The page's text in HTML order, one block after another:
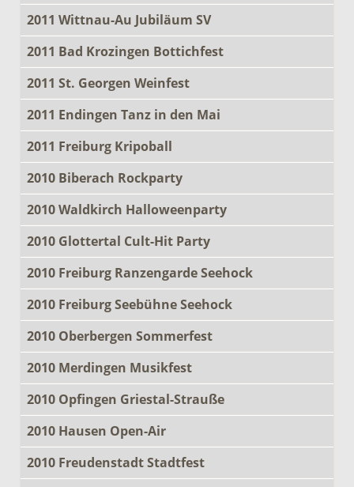
2011 Wittnau-Au Jubiläum SV
2011 Bad Krozingen Bottichfest
2011 St. Georgen Weinfest
2011 Endingen Tanz in den Mai
2011 Freiburg Kripoball
2010 Biberach Rockparty
2010 Waldkirch Halloweenparty
2010 Glottertal Cult-Hit Party
2010 Freiburg Ranzengarde Seehock
2010 Freiburg Seebühne Seehock
2010 Oberbergen Sommerfest
2010 Merdingen Musikfest
2010 Opfingen Griestal-Strauße
2010 Hausen Open-Air
2010 Freudenstadt Stadtfest